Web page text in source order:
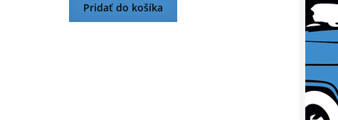
Pridať do košíka